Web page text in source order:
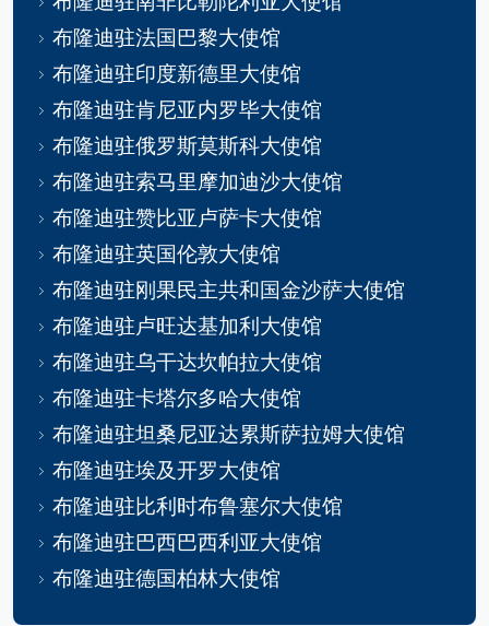
布隆迪驻法国巴黎大使馆
布隆迪驻印度新德里大使馆
布隆迪驻肯尼亚内罗毕大使馆
布隆迪驻俄罗斯莫斯科大使馆
布隆迪驻索马里摩加迪沙大使馆
布隆迪驻赞比亚卢萨卡大使馆
布隆迪驻英国伦敦大使馆
布隆迪驻刚果民主共和国金沙萨大使馆
布隆迪驻卢旺达基加利大使馆
布隆迪驻乌干达坎帕拉大使馆
布隆迪驻卡塔尔多哈大使馆
布隆迪驻坦桑尼亚达累斯萨拉姆大使馆
布隆迪驻埃及开罗大使馆
布隆迪驻比利时布鲁塞尔大使馆
布隆迪驻巴西巴西利亚大使馆
布隆迪驻德国柏林大使馆